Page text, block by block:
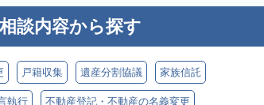
談内容から探す
戸籍収集 遺産分割協議 家族信託
執行 不動産登記・不動産の名義変更